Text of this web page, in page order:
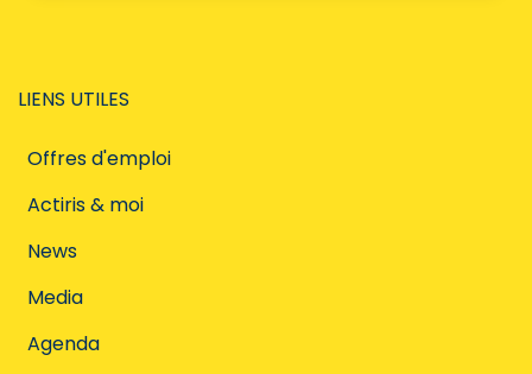
LIENS UTILES
Offres d'emploi
Actiris & moi
News
Media
Agenda